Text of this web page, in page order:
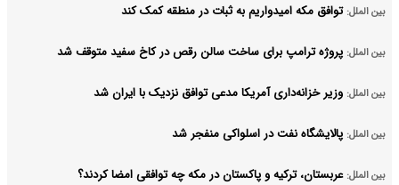
بین الملل: توافق مکه امیدواریم به ثبات در منطقه کمک کند
بین الملل: پروژه ترامپ برای ساخت سالن رقص در کاخ سفید متوقف شد
بین الملل: وزیر خزانه‌داری آمریکا مدعی توافق نزدیک با ایران شد
بین الملل: پالایشگاه نفت در اسلواکی منفجر شد
بین الملل: عربستان، ترکیه و پاکستان در مکه چه توافقی امضا کردند؟